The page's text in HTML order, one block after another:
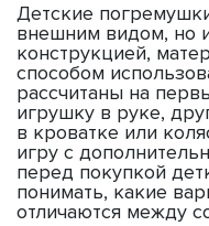
Детские
внешним видом, но
конструкцией,
способом
рассчитаны на
игрушку в руке,
в кроватке или
игру с
перед покупкой
понимать, какие
отличаются между